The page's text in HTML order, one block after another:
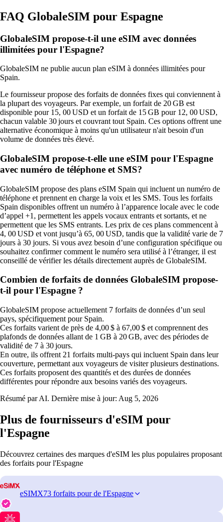
FAQ GlobaleSIM pour Espagne
GlobaleSIM propose-t-il une eSIM avec données
illimitées pour l'Espagne?
GlobaleSIM ne publie aucun plan eSIM à données illimitées pour
Spain.
Le fournisseur propose des forfaits de données fixes qui conviennent à
la plupart des voyageurs. Par exemple, un forfait de 20 GB est
disponible pour 15, 00 USD et un forfait de 15 GB pour 12, 00 USD,
chacun valable 30 jours et couvrant tout Spain. Ces options offrent une
alternative économique à moins qu'un utilisateur n'ait besoin d'un
volume de données très élevé.
GlobaleSIM propose-t-elle une eSIM pour l'Espagne
avec numéro de téléphone et SMS?
GlobaleSIM propose des plans eSIM Spain qui incluent un numéro de
téléphone et prennent en charge la voix et les SMS. Tous les forfaits
Spain disponibles offrent un numéro à l’apparence locale avec le code
d’appel +1, permettent les appels vocaux entrants et sortants, et ne
permettent que les SMS entrants. Les prix de ces plans commencent à
4, 00 USD et vont jusqu’à 65, 00 USD, tandis que la validité varie de 7
jours à 30 jours. Si vous avez besoin d’une configuration spécifique ou
souhaitez confirmer comment le numéro sera utilisé à l’étranger, il est
conseillé de vérifier les détails directement auprès de GlobaleSIM.
Combien de forfaits de données GlobaleSIM propose-
t-il pour l'Espagne ?
GlobaleSIM propose actuellement 7 forfaits de données d’un seul
pays, spécifiquement pour Spain.
Ces forfaits varient de près de 4,00 $ à 67,00 $ et comprennent des
plafonds de données allant de 1 GB à 20 GB, avec des périodes de
validité de 7 à 30 jours.
En outre, ils offrent 21 forfaits multi‑pays qui incluent Spain dans leur
couverture, permettant aux voyageurs de visiter plusieurs destinations.
Ces forfaits proposent des quantités et des durées de données
différentes pour répondre aux besoins variés des voyageurs.
Résumé par AI. Dernière mise à jour: Aug 5, 2026
Plus de fournisseurs d'eSIM pour
l'Espagne
Découvrez certaines des marques d'eSIM les plus populaires proposant
des forfaits pour l'Espagne
eSIMX73 forfaits pour de l'Espagne